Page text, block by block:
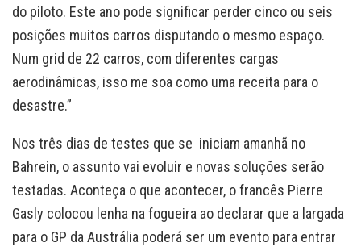
do piloto. Este ano pode significar perder cinco ou seis
posições muitos carros disputando o mesmo espaço.
Num grid de 22 carros, com diferentes cargas
aerodinâmicas, isso me soa como uma receita para o
desastre.”
Nos três dias de testes que se iniciam amanhã no
Bahrein, o assunto vai evoluir e novas soluções serão
testadas. Aconteça o que acontecer, o francês Pierre
Gasly colocou lenha na fogueira ao declarar que a largada
para o GP da Austrália poderá ser um evento para entrar